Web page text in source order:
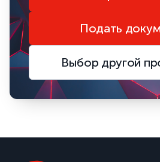
Подать
Выбор другой